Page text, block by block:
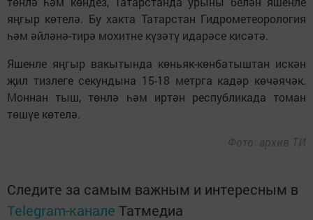
яңгыр көтелә. Бу хакта Татарстан Гидрометеорология
һәм әйләнә-тирә мохитне күзәтү идарәсе кисәтә.
Яшенле яңгыр вакытында көньяк-көнбатыштан искән
җил тизлеге секундына 15-18 метрга кадәр көчәячәк.
Моннан тыш, төнлә һәм иртән республикада томан
төшүе көтелә.
Фото: архив ТИ
Следите за самым важным и интересным в
Telegram-канале Татмедиа